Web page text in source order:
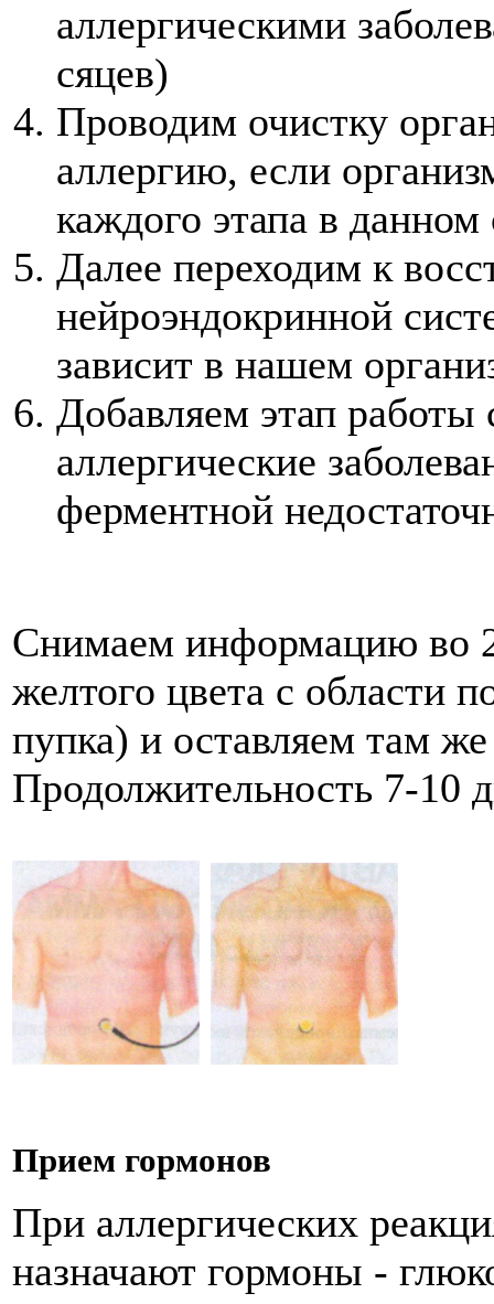
аллергическими
сяцев)
Проводим очистку
аллергию, если
каждого этапа в
Далее переходим к
нейроэндокринной
зависит в нашем
Добавляем этап работы
аллергические
ферментной
Снимаем информацию во
желтого цвета с области
пупка) и оставляем там
Продолжительность 7-10
Прием гормонов
При аллергических
назначают гормоны -